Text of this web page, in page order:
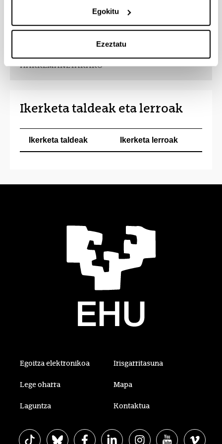
Egokitu
Ezeztatu
hala estatukoekin nola nazioartekoekin.
HARREMANETARAKO
Ikerketa taldeak eta lerroak
Ikerketa taldeak Ikerketa lerroak
Egoitza elektronikoa Irisgarritasuna
Lege oharra Mapa
Laguntza Kontaktua